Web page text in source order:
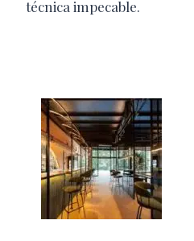
técnica impecable.